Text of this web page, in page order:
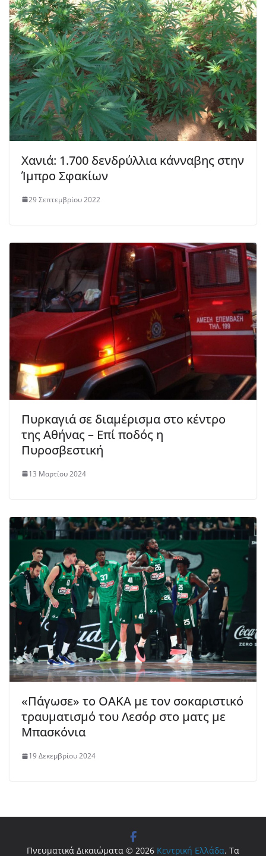
Χανιά: 1.700 δενδρύλλια κάνναβης στην
Ίμπρο Σφακίων
29 Σεπτεμβρίου 2022
Πυρκαγιά σε διαμέρισμα στο κέντρο
της Αθήνας – Επί ποδός η
Πυροσβεστική
13 Μαρτίου 2024
«Πάγωσε» το ΟΑΚΑ με τον σοκαριστικό
τραυματισμό του Λεσόρ στο ματς με
Μπασκόνια
19 Δεκεμβρίου 2024
Πνευματικά Δικαιώματα © 2026 Κεντρική Ελλάδα. Τα